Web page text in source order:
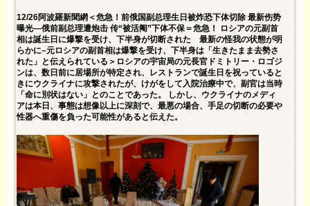
12/26阿波羅新聞網＜危急！前俄国副总理生日被炸恐下体切除 最新伤势
曝光—俄前副总理遭炮击 传“被活阉”下体不保＝危急！ ロシアの元副首
相は誕生日に爆撃を受け、下半身が切断された 最新の怪我の状態が明
らかに–元ロシアの副首相は爆撃を受け、下半身は「生きたまま去勢さ
れた」と伝えられている＞ロシアの宇宙局の元長官ドミトリー・ロゴジ
ンは、数日前に居場所が特定され、レストランで誕生日を祝っていると
きにウクライナに攻撃されたが、けがをして入院治療中で、副官は当時
「命に別状はない」とのことであった。 しかし、ウクライナのメディ
アは本日、事態は想像以上に深刻で、最悪の場合、手足の切断の必要や
性器へ重傷を負った可能性があると伝えた。